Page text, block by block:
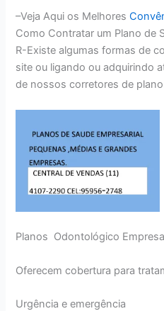
–Veja Aqui os Melhores
Como Contratar um Plano de
R-Existe algumas formas de
site ou ligando ou adquirindo
de nossos corretores de
Planos Odontológico
Oferecem cobertura para
Urgência e emergência